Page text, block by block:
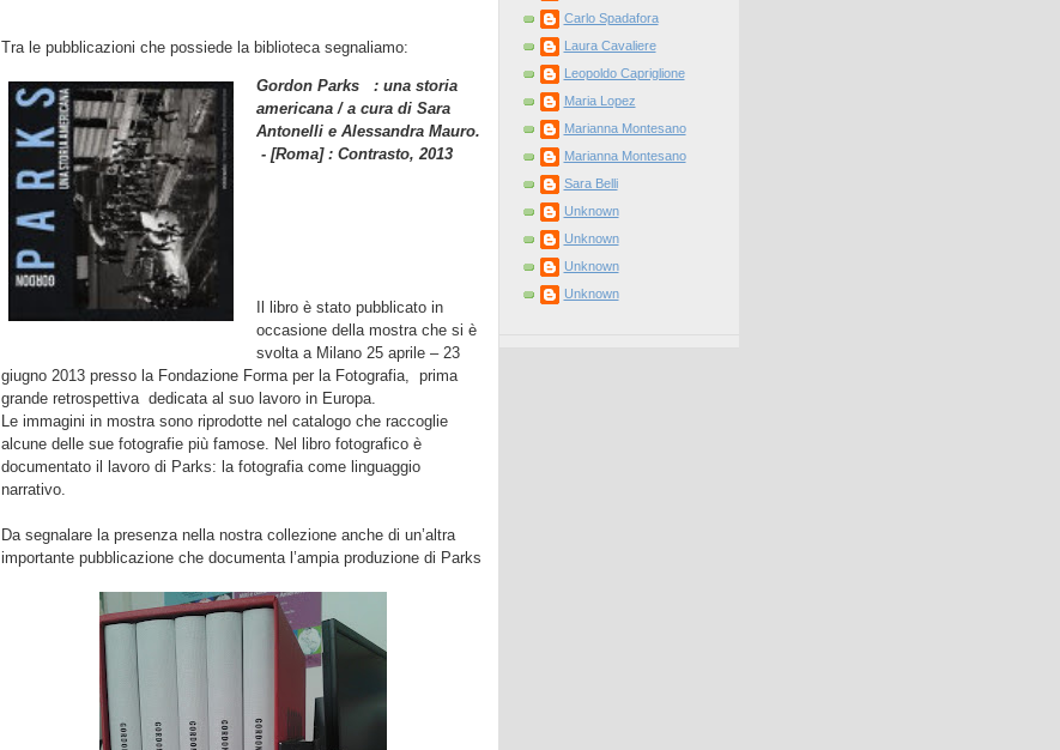
Tra le pubblicazioni che possiede la biblioteca segnaliamo:
Gordon Parks : una storia
americana / a cura di Sara
Antonelli e Alessandra Mauro.
- [Roma] : Contrasto, 2013
Il libro è stato pubblicato in
occasione della mostra che si è
svolta a Milano 25 aprile – 23
giugno 2013 presso la Fondazione Forma per la Fotografia,
prima
grande retrospettiva dedicata al suo lavoro in Europa.
Le immagini in mostra sono riprodotte nel catalogo che raccoglie
alcune delle sue fotografie più famose. Nel libro fotografico è
documentato il lavoro di Parks: la fotografia come linguaggio
narrativo.
Da segnalare la presenza nella nostra collezione anche di un’altra
importante pubblicazione che documenta l’ampia produzione di Parks
Carlo Spadafora
Laura Cavaliere
Leopoldo Capriglione
Maria Lopez
Marianna Montesano
Marianna Montesano
Sara Belli
Unknown
Unknown
Unknown
Unknown